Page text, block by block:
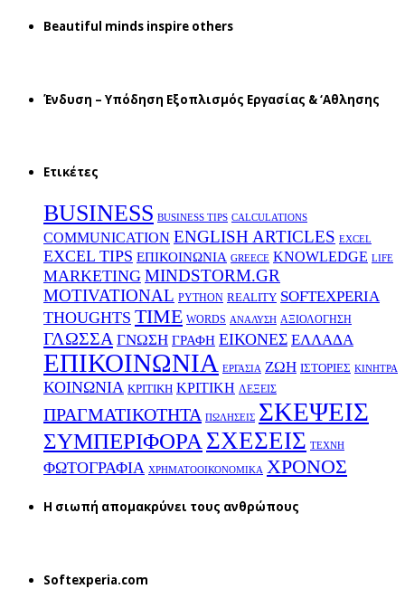
Beautiful minds inspire others
Ένδυση – Υπόδηση Εξοπλισμός Εργασίας & ‘Aθλησης
Ετικέτες
BUSINESS BUSINESS TIPS CALCULATIONS
COMMUNICATION ENGLISH ARTICLES EXCEL
EXCEL TIPS EΠΙΚΟΙΝΩΝΙΑ GREECE KNOWLEDGE LIFE
MARKETING MINDSTORM.GR
MOTIVATIONAL PYTHON REALITY SOFTEXPERIA
THOUGHTS TIME WORDS ΑΝΑΛΥΣΗ ΑΞΙΟΛΟΓΗΣΗ
ΓΛΩΣΣΑ ΓΝΩΣΗ ΓΡΑΦΗ ΕΙΚΟΝΕΣ ΕΛΛΑΔΑ
ΕΠΙΚΟΙΝΩΝΙΑ ΕΡΓΑΣΙΑ ΖΩΗ ΙΣΤΟΡΙΕΣ ΚΙΝΗΤΡΑ
ΚΟΙΝΩΝΙΑ ΚΡΙΤΙΚΗ ΚΡΙΤΙΚΗ ΛΕΞΕΙΣ
ΠΡΑΓΜΑΤΙΚΟΤΗΤΑ ΠΩΛΗΣΕΙΣ ΣΚΕΨΕΙΣ
ΣΥΜΠΕΡΙΦΟΡΑΣΧΕΣΕΙΣ ΤΕΧΝΗ
ΦΩΤΟΓΡΑΦΙΑ ΧΡΗΜΑΤΟΟΙΚΟΝΟΜΙΚΑ ΧΡΟΝΟΣ
H σιωπή απομακρύνει τους ανθρώπους
Softexperia.com